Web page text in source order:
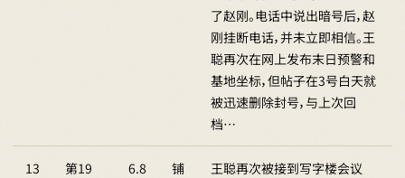
了赵刚。电话中说出暗号后，赵
刚挂断电话，并未立即相信。王
聪再次在网上发布末日预警和
基地坐标，但帖子在3号白天就
被迅速删除封号，与上次回
档…
13
第19
6.8
铺
王聪再次被接到写字楼会议